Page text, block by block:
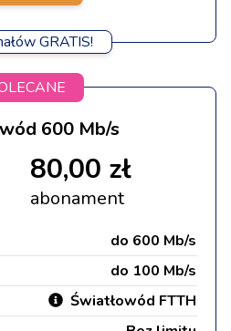
GRATIS!
600 Mb/s
80,00 zł
abonament
do 600 Mb/s
do 100 Mb/s
Światłowód FTTH